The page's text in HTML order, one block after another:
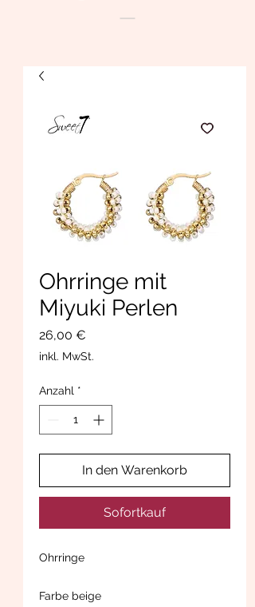
Ohrringe mit
Miyuki Perlen
26,00 €
inkl. MwSt.
Anzahl *
In den Warenkorb
Sofortkauf
Ohrringe
Farbe beige